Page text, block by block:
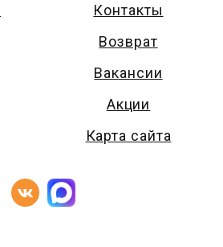
Контакты
Возврат
Вакансии
Акции
Карта сайта